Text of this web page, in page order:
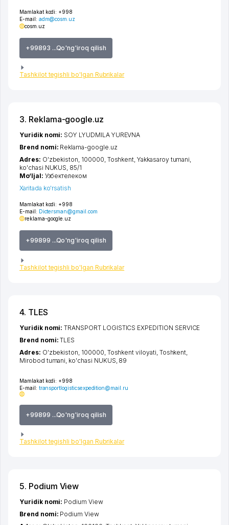
Mamlakat kodi: +998
E-mail: adm@cosm.uz
cosm.uz
+99893 ...Qo'ng'iroq qilish
Tashkilot tegishli bo'lgan Rubrikalar
3. Reklama-google.uz
Mamlakat kodi: +998
E-mail: Dictersman@gmail.com
reklama-google.uz
+99899 ...Qo'ng'iroq qilish
Tashkilot tegishli bo'lgan Rubrikalar
Yuridik nomi: SOY LYUDMILA YUREVNA
Brend nomi: Reklama-google.uz
Adres: O'zbekiston, 100000, Toshkent,Yakkasaroy tumani,
ko'chasi NUKUS, 85/1
Mo‘ljal: Узбектелеком
Xaritada ko'rsatish
4. TLES
Mamlakat kodi: +998
E-mail: transportlogisticsexpedition@mail.ru
+99899 ...Qo'ng'iroq qilish
Tashkilot tegishli bo'lgan Rubrikalar
Yuridik nomi:TRANSPORT LOGISTICS EXPEDITION SERVICE
Brend nomi:TLES
Adres: O'zbekiston, 100000, Toshkent viloyati Toshkent
Mirobod tumani ko'chasi NUKUS , 89
5. Podium View
Yuridik nomi: Podium View
Brend nomi: Podium View